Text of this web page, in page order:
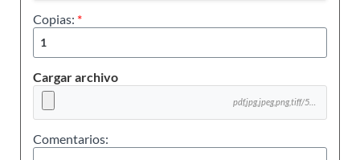
Copias: *
Cargar archivo
Comentarios: